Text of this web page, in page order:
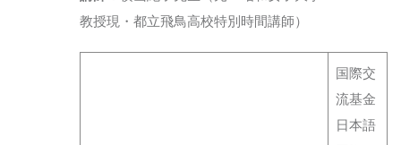
教授現・都立飛鳥高校特別時間講師）
国際交
流基金
日本語